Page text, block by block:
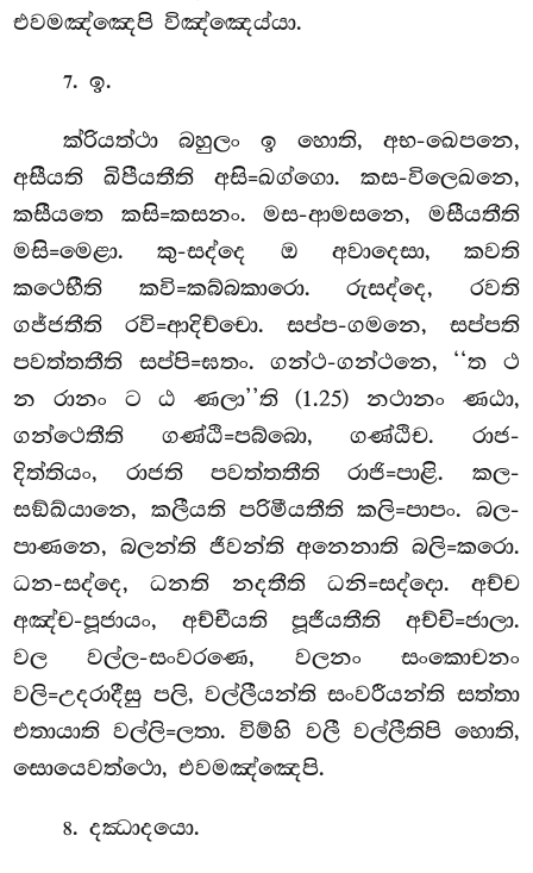
එවමඤ්ඤෙපි විඤ්ඤෙය්යා.
7. ඉ.
ක්රියත්ථා බහුලං ඉ හොති, අභ-ඛෙපනෙ,
අසීයති ඛිපීයතීති අසි=ඛග්ගො. කස-විලෙඛනෙ,
කසීයතෙ කසි=කසනං. මස-ආමසනෙ, මසීයතීති
මසි=මෙළා. කු-සද්දෙ ඔ අවාදෙසා, කවති
කථෙභීති කවි=කබ්බකාරො. රුසද්දෙ, රවති
ගජ්ජතීති රවි=ආදිච්චො. සප්ප-ගමනෙ, සප්පති
පවත්තතීති සප්පි=ඝතං. ගන්ථ-ගන්ථනෙ, ‘‘ත ථ
න රානං ට ඨ ණලා’’ති (1.25) නථානං ණඨා,
ගන්ථෙතීති ගණ්ඨි=පබ්බො, ගණ්ඨිච. රාජ-
දිත්තියං, රාජති පවත්තතීති රාජි=පාළි. කල-
සඞ්ඛ්යානෙ, කලීයති පරිමීයතීති කලි=පාපං. බල-
පාණනෙ, බලන්ති ජීවන්තිඅනෙනාති බලි=කරො.
ධන-සද්දෙ, ධනති නදතීති ධනි=සද්දො. අච්ච
අඤ්ච-පූජායං, අච්චීයති පූජීයතීති අච්චි=ජාලා.
වල වල්ල-සංවරණෙ, වලනං සංකොචනං
වලි=උදරාදීසු පලි, වල්ලීයන්ති සංවරීයන්ති සත්තා
එතායාති වල්ලි=ලතා. විම්හි වලී වල්ලීතිපි හොති,
සොයෙවත්ථො, එවමඤ්ඤෙපි.
8. දඣාදයො.